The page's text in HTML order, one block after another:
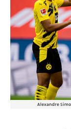
Alexandre